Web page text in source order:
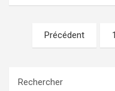
Pagination
des
Précédent 1
Rechercher